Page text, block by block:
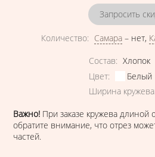
Запросить
Количество: Самара– нет,
Характеристики
Состав: Хлопок
Цвет:
Белый
Ширина кружева
Важно! При заказе кружева длиной
обратите внимание, что отрез
частей.